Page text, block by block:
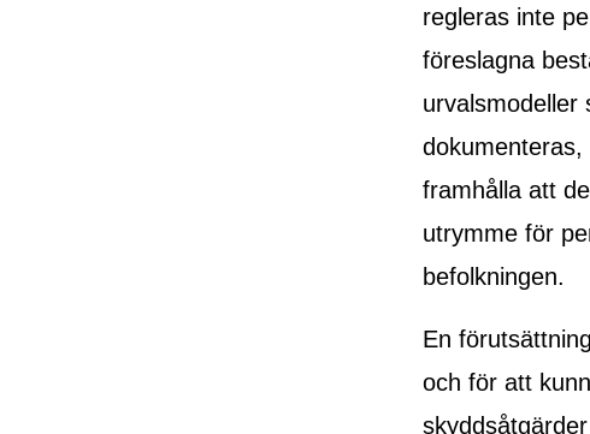
regleras inte
föreslagna
urvalsmodeller
framhålla att
utrymme för
befolkningen.
En
och för att